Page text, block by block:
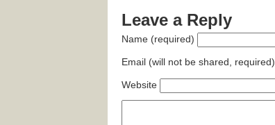
Leave a Reply
Name (required)
Email (will not be shared, required)
Website